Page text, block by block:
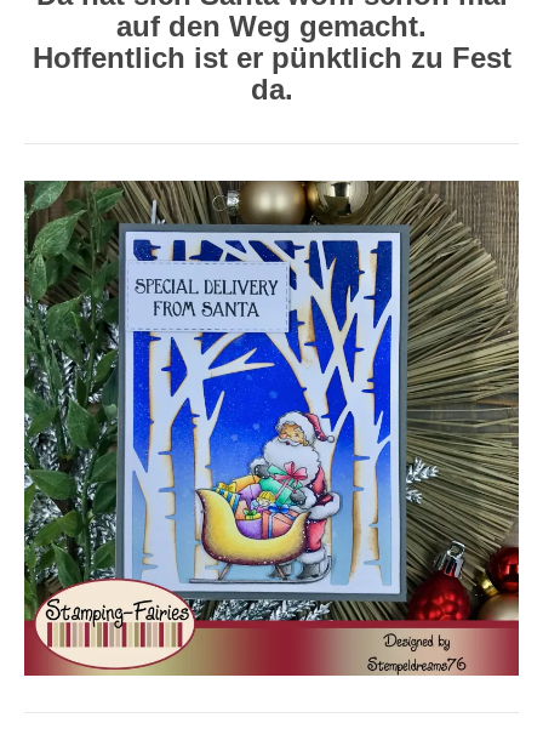
auf den Weg gemacht.
Hoffentlich ist er pünktlich zu Fest
da.